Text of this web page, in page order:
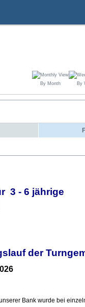
By Month By
3 - 6 jährige
der
Bank wurde bei